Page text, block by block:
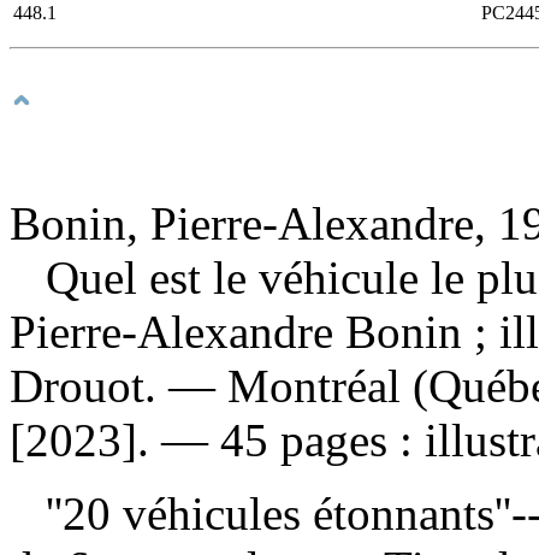
448.1
Bonin, Pierre-Alexandre,
Quel est le véhicule le
Pierre-Alexandre Bonin ;
Drouot. — Montréal
[2023]. — 45 pages :
''20 véhicules